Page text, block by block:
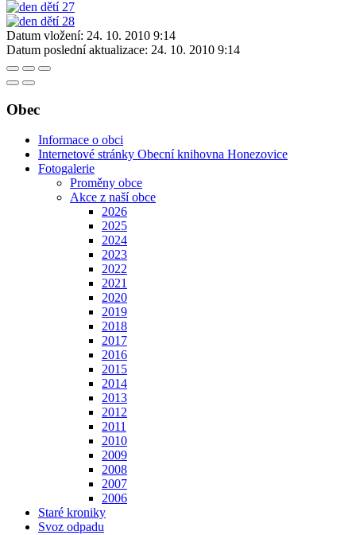
Datum vložení: 24. 10. 2010 9:14
Datum poslední aktualizace: 24. 10. 2010 9:14
Obec
Informace o obci
Internetové stránky Obecní knihovna Honezovice
Fotogalerie
Proměny obce
Akce z naší obce
2026
2025
2024
2023
2022
2021
2020
2019
2018
2017
2016
2015
2014
2013
2012
2011
2010
2009
2008
2007
2006
Staré kroniky
Svoz odpadu